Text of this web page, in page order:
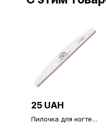
25 UAH
Пилочка для ногтей